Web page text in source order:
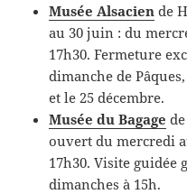
Musée Alsacien de
au 30 juin : du
17h30. Fermeture
dimanche de
et le 25 décembre.
Musée du Bagage
ouvert du mercredi
17h30. Visite guidée
dimanches à 15h.